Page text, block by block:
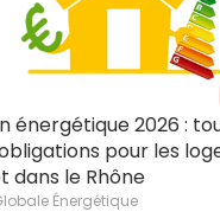
énergétique 2026 :
pour les
dans le Rhône
Énergétique